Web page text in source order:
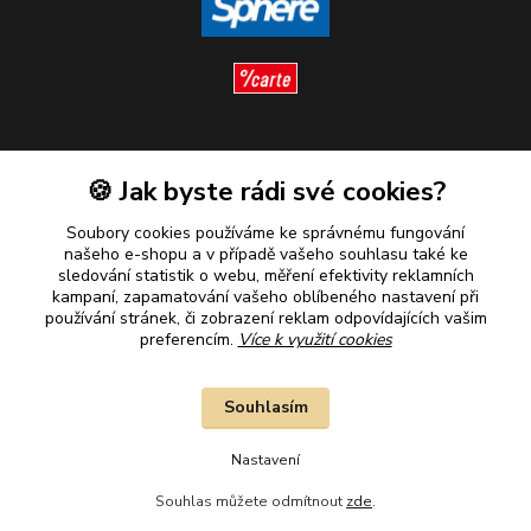
Plaťte u nás bezpečně
🍪 Jak byste rádi své cookies?
Soubory cookies používáme ke správnému fungování
našeho e-shopu a v případě vašeho souhlasu také ke
sledování statistik o webu, měření efektivity reklamních
kampaní, zapamatování vašeho oblíbeného nastavení při
používání stránek, či zobrazení reklam odpovídajících vašim
preferencím. Více k využití cookies
Nastavení
Souhlasím
Souhlas můžete odmítnout zde.